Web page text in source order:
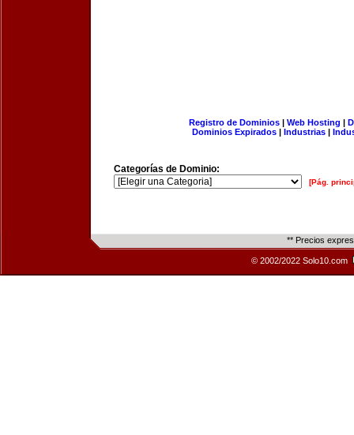
Registro de Dominios| Web Hosting |
Dominios Expirados | Industrias |
Categorías de Dominio:
[Pág.
** Precios
© 2002/2022 Solo10.com